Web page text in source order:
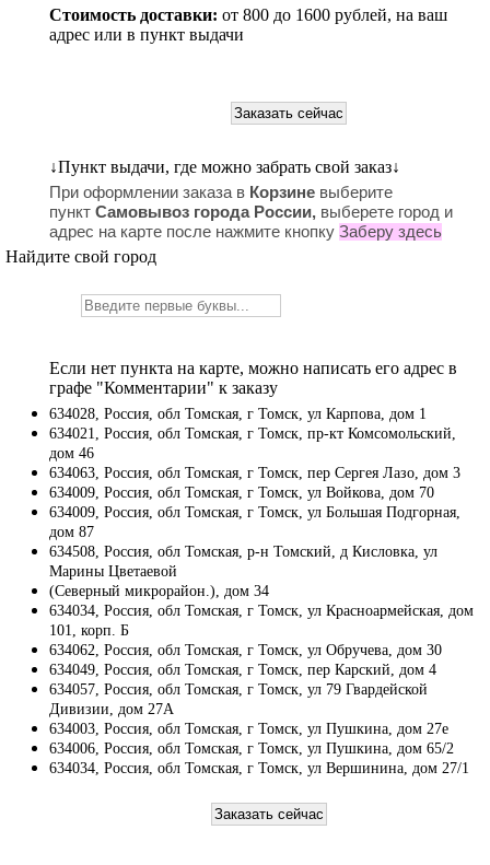
Стоимость доставки: от 800 до 1600 рублей, на ваш
адрес или в пункт выдачи
↓Пункт выдачи, где можно забрать свой заказ↓
При оформлении заказа в Корзине выберите
пункт Самовывоз города России, выберете город и
адрес на карте после нажмите кнопку Заберу здесь
Найдите свой город
Если нет пункта на карте, можно написать его адрес в
графе "Комментарии" к заказу
634028, Россия, обл Томская, г Томск, ул Карпова, дом 1
634021, Россия, обл Томская, г Томск, пр-кт Комсомольский,
дом 46
634063, Россия, обл Томская, г Томск, пер Сергея Лазо, дом 3
634009, Россия, обл Томская, г Томск, ул Войкова, дом 70
634009, Россия, обл Томская, г Томск, ул Большая Подгорная,
дом 87
634508, Россия, обл Томская, р-н Томский, д Кисловка, ул
Марины Цветаевой
(Северный микрорайон.), дом 34
634034, Россия, обл Томская, г Томск, ул Красноармейская, дом
101, корп. Б
634062, Россия, обл Томская, г Томск, ул Обручева, дом 30
634049, Россия, обл Томская, г Томск, пер Карский, дом 4
634057, Россия, обл Томская, г Томск, ул 79 Гвардейской
Дивизии, дом 27А
634003, Россия, обл Томская, г Томск, ул Пушкина, дом 27е
634006, Россия, обл Томская, г Томск, ул Пушкина, дом 65/2
634034, Россия, обл Томская, г Томск, ул Вершинина, дом 27/1